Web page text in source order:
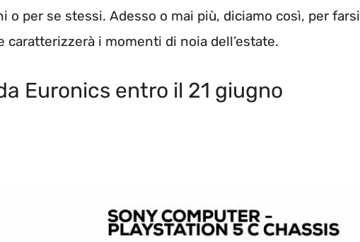
o per se stessi. Adesso o mai più, diciamo così, per farsi
i momenti di noia dell’estate.
Euronics entro il 21 giugno